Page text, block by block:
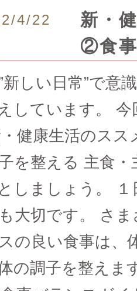
4/22
新・
②食
新しい日常”で意
しています。
・健康生活のス
を整える 主食・
しましょう。
大切です。 さ
の良い食事は、
の調子を整えま